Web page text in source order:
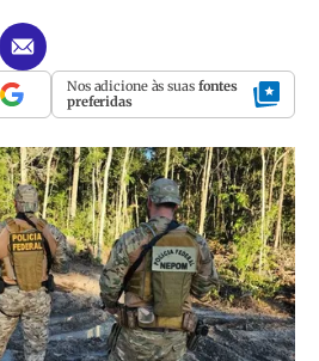
Nos adicione às suas fontes
preferidas